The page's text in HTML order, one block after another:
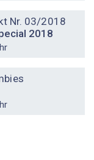
Nr. 03/2018
2018